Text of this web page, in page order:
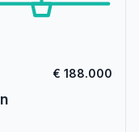
€ 188.000